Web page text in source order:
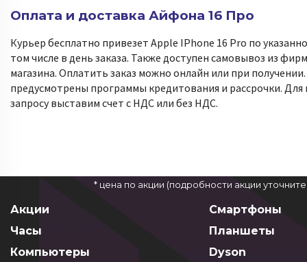
Оплата и доставка Айфона 16 Про
Курьер бесплатно привезет Apple IPhone 16 Pro по
том числе в день заказа. Также доступен самовывоз из
магазина. Оплатить заказ можно онлайн или при
предусмотрены программы кредитования и рассрочки.
запросу выставим счет с НДС или без НДС.
* цена по акции (подробности акции
Акции
Смартфоны
Часы
Планшеты
Компьютеры
Dyson